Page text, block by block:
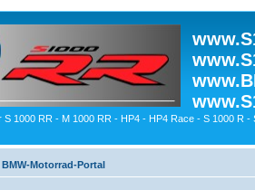
1000 RR - M 1000 RR - HP4 - HP4 Race - S 1000 R -
BMW-Motorrad-Portal